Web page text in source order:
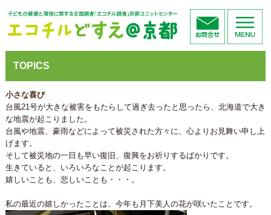
TOPICS
小さな喜び
台風21号が大きな被害をもたらして過ぎ去ったと思ったら、北海道で大き
な地震が起こりました。
台風や地震、豪雨などによって被災された方々に、心よりお見舞い申し上
げます。
そして被災地の一日も早い復旧、復興をお祈りするばかりです。
生きていると、いろいろなことが起こります。
嬉しいことも、悲しいことも・・・。
私の最近の嬉しかったことは、今年も月下美人の花が咲いたことです。